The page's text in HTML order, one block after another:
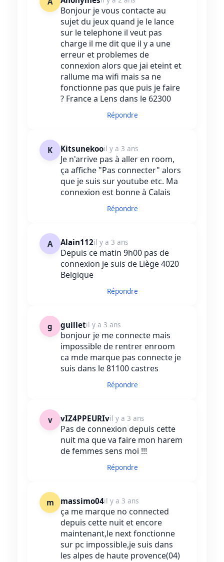
Bonjour je vous contacte au
sujet du jeux quand je le lance
sur le telephone il veut pas
charge il me dit que il y a une
erreur et problemes de
connexion alors que jai eteint et
rallume ma wifi mais sa ne
fonctionne pas que puis je faire
? France a Lens dans le 62300
Répondre
K Kitsunekooil y a 3 ans
Je n'arrive pas à aller en room,
ça affiche "Pas connecter" alors
que je suis sur youtube etc. Ma
connexion est bonne à Calais
Répondre
A Alain112il y a 3 ans
Depuis ce matin 9h00 pas de
connexion je suis de Liège 4020
Belgique
Répondre
g guilletil y a 3 ans
bonjour je me connecte mais
impossible de rentrer enroom
ca mde marque pas connecte je
suis dans le 81100 castres
Répondre
v vIZ4PPEURIvil y a 3 ans
Pas de connexion depuis cette
nuit ma que va faire mon harem
de femmes sens moi !!!
Répondre
m massimo04il y a 3 ans
ça me marque no connected
depuis cette nuit et encore
maintenant,le next fonctionne
sur pc impossible,je suis dans
les alpes de haute provence(04)